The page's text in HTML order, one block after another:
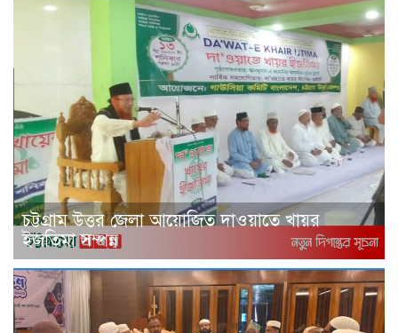
চট্টগ্রাম উত্তর জেলা আয়োজিত দাওয়াতে খায়র
ইজতিমা সম্পন্ন